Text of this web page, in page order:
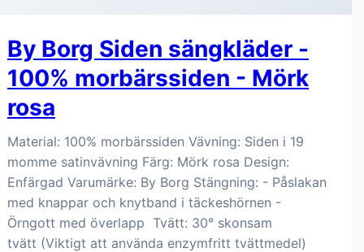
By Borg Siden sängkläder -
100% morbärssiden - Mörk
rosa
Material: 100% morbärssiden Vävning: Siden i 19
momme satinvävning Färg: Mörk rosa Design:
Enfärgad Varumärke: By Borg Stängning: - Påslakan
med knappar och knytband i täckeshörnen -
Örngott med överlapp Tvätt: 30° skonsam
tvätt (Viktigt att använda enzymfritt tvättmedel)